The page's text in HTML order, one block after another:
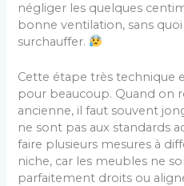
négliger les quelques
bonne ventilation, sans
surchauffer.
Cette étape très technique
pour beaucoup. Quand on
ancienne, il faut souvent
ne sont pas aux standards
faire plusieurs mesures à
niche, car les meubles ne
parfaitement droits ou